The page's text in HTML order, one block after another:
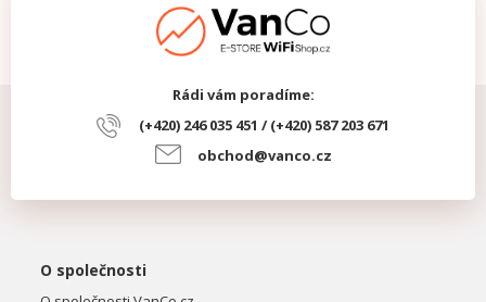
Rádi vám poradíme:
(+420) 246 035 451 / (+420) 587 203 671
obchod@vanco.cz
O společnosti